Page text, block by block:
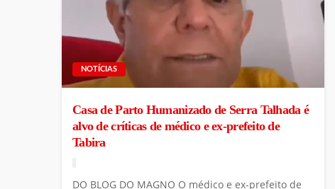
NOTÍCIAS
Casa de Parto Humanizado de Serra Talhada é
alvo de críticas de médico e ex-prefeito de
Tabira
DO BLOG DO MAGNO O médico e ex-prefeito de